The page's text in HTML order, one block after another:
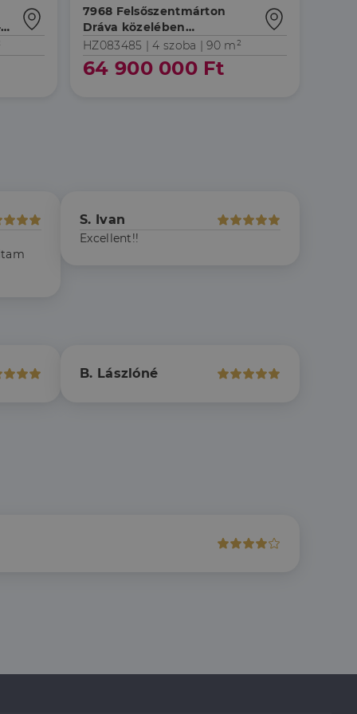
7968 Felsőszentmárton
Dráva közelében
teljeskörűen felújított
családi ház
HZ083485 |4 szoba | 90 m²
64 900 000 Ft
S. Ivan
Excellent!!
B. Lászlóné
a látogatói cookie-
a Cookie-
a weboldal
- amely jelentős
minden
amelyet a
valós